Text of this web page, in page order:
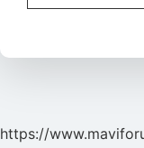
https://